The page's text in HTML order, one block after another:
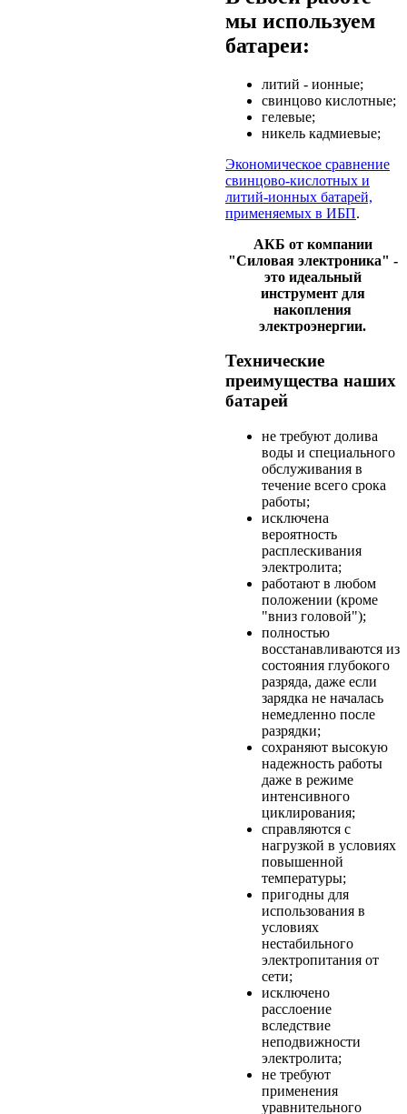
мы используем
батареи:
литий - ионные;
свинцово кислотные;
гелевые;
никель кадмиевые;
Экономическое сравнение
свинцово-кислотных и
литий-ионных батарей,
применяемых в ИБП.
АКБ от компании
"Силовая электроника" -
это идеальный
инструмент для
накопления
электроэнергии.
Технические
преимущества наших
батарей
не требуют долива
воды и специального
обслуживания в
течение всего срока
работы;
исключена
вероятность
расплескивания
электролита;
работают в любом
положении (кроме
"вниз головой");
полностью
восстанавливаются из
состояния глубокого
разряда, даже если
зарядка не началась
немедленно после
разрядки;
сохраняют высокую
надежность работы
даже в режиме
интенсивного
циклирования;
справляются с
нагрузкой в условиях
повышенной
температуры;
пригодны для
использования в
условиях
нестабильного
электропитания от
сети;
исключено
расслоение
вследствие
неподвижности
электролита;
не требуют
применения
уравнительного